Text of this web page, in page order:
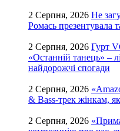
2 Серпня, 2026 Не
Ромась презентувала
2 Серпня, 2026 Гурт
«Останній танець» –
найдорожчі спогади
2 Серпня, 2026
& Bass-трек жінкам,
2 Серпня, 2026